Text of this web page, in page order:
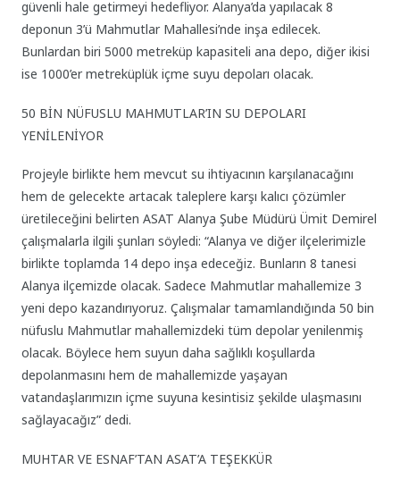
güvenli hale getirmeyi hedefliyor. Alanya’da yapılacak 8
deponun 3’ü Mahmutlar Mahallesi’nde inşa edilecek.
Bunlardan biri 5000 metreküp kapasiteli ana depo, diğer ikisi
ise 1000’er metreküplük içme suyu depoları olacak.
50 BİN NÜFUSLU MAHMUTLAR’IN SU DEPOLARI
YENİLENİYOR
Projeyle birlikte hem mevcut su ihtiyacının karşılanacağını
hem de gelecekte artacak taleplere karşı kalıcı çözümler
üretileceğini belirten ASAT Alanya Şube Müdürü Ümit Demirel
çalışmalarla ilgili şunları söyledi: “Alanya ve diğer ilçelerimizle
birlikte toplamda 14 depo inşa edeceğiz. Bunların 8 tanesi
Alanya ilçemizde olacak. Sadece Mahmutlar mahallemize 3
yeni depo kazandırıyoruz. Çalışmalar tamamlandığında 50 bin
nüfuslu Mahmutlar mahallemizdeki tüm depolar yenilenmiş
olacak. Böylece hem suyun daha sağlıklı koşullarda
depolanmasını hem de mahallemizde yaşayan
vatandaşlarımızın içme suyuna kesintisiz şekilde ulaşmasını
sağlayacağız” dedi.
MUHTAR VE ESNAF’TAN ASAT’A TEŞEKKÜR